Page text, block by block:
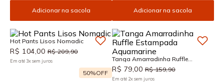
Adicionar na sacola Adicionar na sacola
Hot Pants Lisos Nomadic
R$ 104,00 R$ 209,90
Em até 3xsem juros
50%OFF
Tanga Amarradinha Ruffle
Estampada Aquamarine
R$ 79,00 R$ 159,90
Em até 2xsem juros